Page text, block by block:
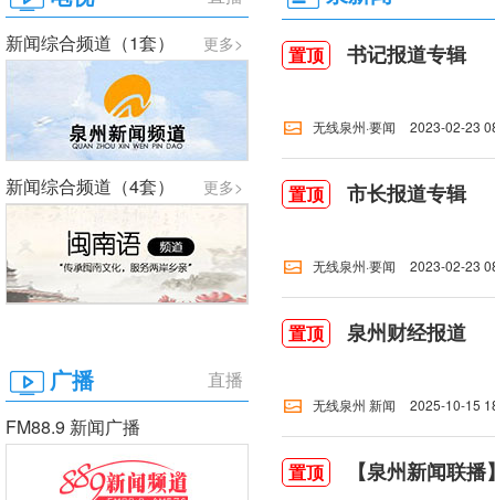
更多>
新闻综合频道（1套）
更多>
新闻综合频道（4套）
直播
广播
FM88.9 新闻广播
置顶 书记报道专辑
无线泉州·要闻 2023-02-23
置顶 市长报道专辑
无线泉州·要闻 2023-02-23
置顶 泉州财经报道
无线泉州 新闻 2025-10-15
置顶 【泉州新闻联